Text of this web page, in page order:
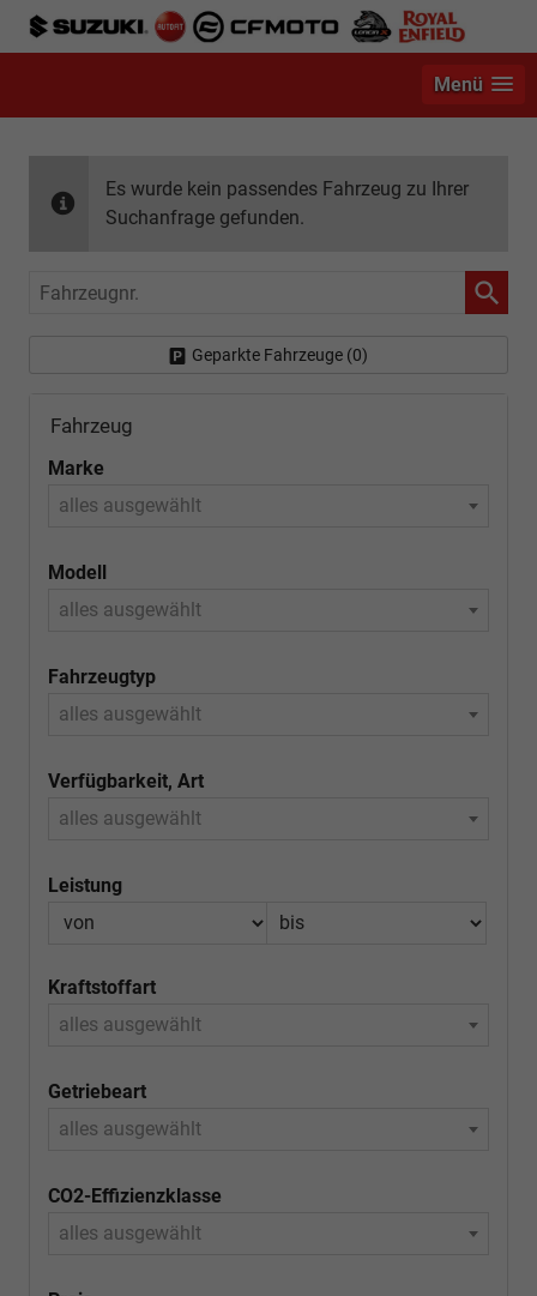
Menü
Es wurde kein passendes Fahrzeug zu Ihrer
Suchanfrage gefunden.
Fahrzeugnr.
Geparkte Fahrzeuge (0)
Fahrzeug
Marke
alles ausgewählt
Modell
alles ausgewählt
Fahrzeugtyp
alles ausgewählt
Verfügbarkeit, Art
alles ausgewählt
Leistung
Kraftstoffart
alles ausgewählt
Getriebeart
alles ausgewählt
CO2-Effizienzklasse
alles ausgewählt